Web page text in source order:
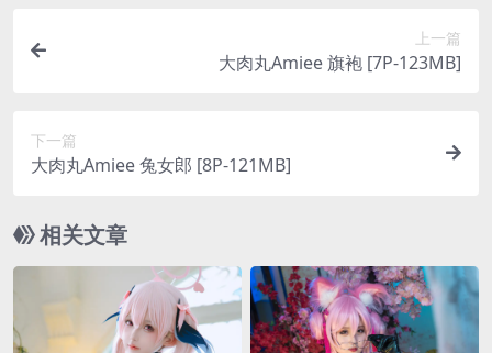
上一篇
大肉丸Amiee 旗袍 [7P-123MB]
下一篇
大肉丸Amiee 兔女郎 [8P-121MB]
相关文章